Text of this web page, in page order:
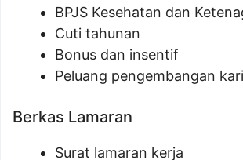
BPJS Kesehatan dan
Cuti tahunan
Bonus dan insentif
Peluang pengembangan
Berkas Lamaran
Surat lamaran kerja